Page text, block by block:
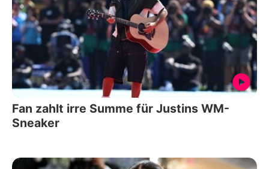
Fan zahlt irre Summe für Justins WM-
Sneaker